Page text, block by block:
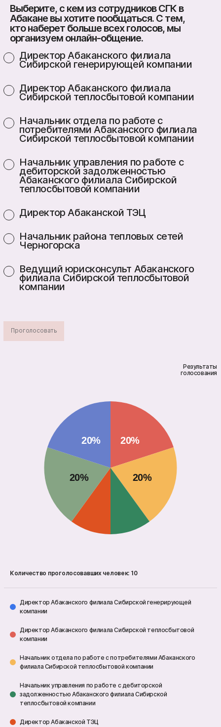
Выберите, с кем из сотрудников СГК в
Абакане вы хотите пообщаться. С тем,
кто наберет больше всех голосов, мы
организуем онлайн-общение.
Директор Абаканского филиала
Сибирской генерирующей компании
Директор Абаканского филиала
Сибирской теплосбытовой компании
Начальник отдела по работе с
потребителями Абаканского филиала
Сибирской теплосбытовой компании
Начальник управления по работе с
дебиторской задолженностью
Абаканского филиала Сибирской
теплосбытовой компании
Директор Абаканской ТЭЦ
Начальник района тепловых сетей
Черногорска
Ведущий юрисконсульт Абаканского
филиала Сибирской теплосбытовой
компании
Проголосовать
Результаты
голосования
Количество проголосовавших человек: 10
Директор Абаканского филиала Сибирской генерирующей
компании
Директор Абаканского филиала Сибирской теплосбытовой
компании
Начальник отдела по работе с потребителями Абаканского
филиала Сибирской теплосбытовой компании
Начальник управления по работе с дебиторской
задолженностью Абаканского филиала Сибирской
теплосбытовой компании
Директор Абаканской ТЭЦ